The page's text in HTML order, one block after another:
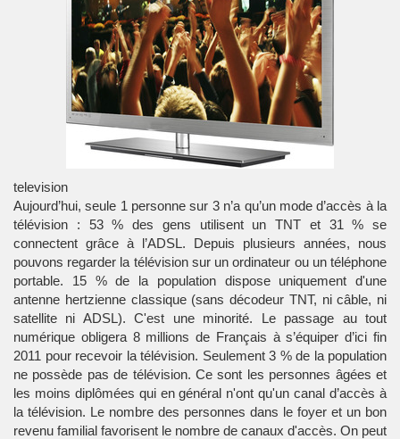
television
Aujourd’hui, seule 1 personne sur 3 n’a qu’un mode d’accès à la
télévision : 53 % des gens utilisent un TNT et 31 % se
connectent grâce à l’ADSL. Depuis plusieurs années, nous
pouvons regarder la télévisionsur un ordinateur ou untéléphone
portable. 15 % de la population dispose uniquement d'une
antenne hertzienne classique (sans décodeur TNT, ni câble, ni
satellite ni ADSL). C'est une minorité. Le passage au tout
numérique obligera 8 millions de Français à s’équiper d’ici fin
2011 pour recevoir la télévision. Seulement 3 % de la population
ne possède pas de télévision. Ce sont les personnes âgées et
les moins diplômées qui en général n'ont qu'un canal d’accès à
la télévision. Le nombre des personnes dans le foyer et un bon
revenu familial favorisent le nombre de canaux d'accès. On peut